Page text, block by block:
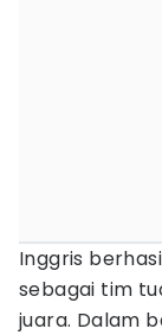
Inggris
sebagai tim
juara. Dalam